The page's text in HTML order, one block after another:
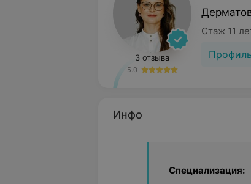
3 отзыва
5.0
Стаж 11
Инфо
Специализация: